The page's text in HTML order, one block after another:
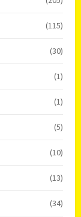
(115)
(30)
(1)
(1)
(5)
(10)
(13)
(34)